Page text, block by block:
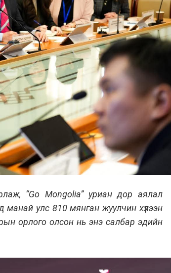
“Go Mongolia” уриан дор аялал
манай улс 810 мянган жуулчин хүлээн
орлого олсон нь энэ салбар эдийн